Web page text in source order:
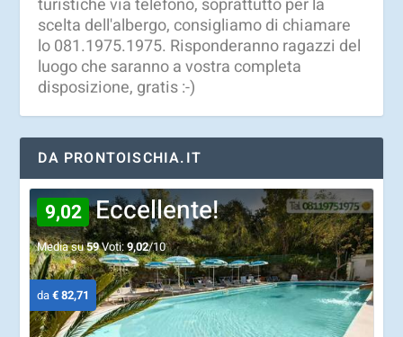
scelta dell'albergo, consigliamo di chiamare
lo 081.1975.1975. Risponderanno ragazzi del
luogo che saranno a vostra completa
disposizione, gratis :-)
DA PRONTOISCHIA.IT
9,02 Eccellente!
Media su59Voti:9,02/10
da€ 82,71